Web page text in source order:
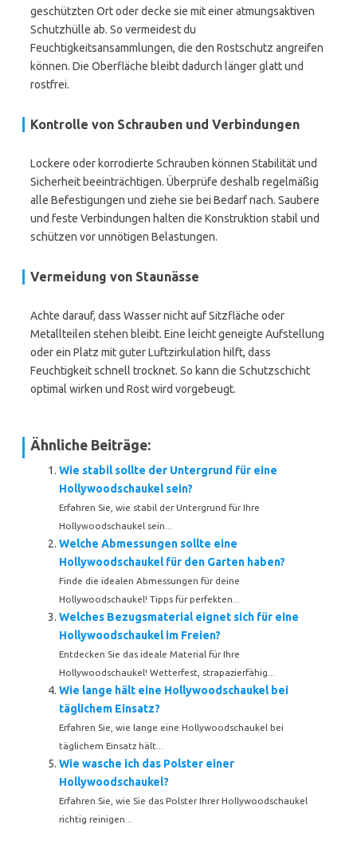
geschützten Ort oder decke sie mit einer atmungsaktiven
Schutzhülle ab. So vermeidest du
Feuchtigkeitsansammlungen, die den Rostschutz angreifen
können. Die Oberfläche bleibt dadurch länger glatt und
rostfrei.
Kontrolle von Schrauben und Verbindungen
Lockere oder korrodierte Schrauben können Stabilität und
Sicherheit beeinträchtigen. Überprüfe deshalb regelmäßig
alle Befestigungen und ziehe sie bei Bedarf nach. Saubere
und feste Verbindungen halten die Konstruktion stabil und
schützen vor unnötigen Belastungen.
Vermeidung von Staunässe
Achte darauf, dass Wasser nicht auf Sitzfläche oder
Metallteilen stehen bleibt. Eine leicht geneigte Aufstellung
oder ein Platz mit guter Luftzirkulation hilft, dass
Feuchtigkeit schnell trocknet. So kann die Schutzschicht
optimal wirken und Rost wird vorgebeugt.
Ähnliche Beiträge:
Wie stabil sollte der Untergrund für eine
Hollywoodschaukel sein?
Erfahren Sie, wie stabil der Untergrund für Ihre
Hollywoodschaukel sein...
Welche Abmessungen sollte eine
Hollywoodschaukel für den Garten haben?
Finde die idealen Abmessungen für deine
Hollywoodschaukel! Tipps für perfekten...
Welches Bezugsmaterial eignet sich für eine
Hollywoodschaukel im Freien?
Entdecken Sie das ideale Material für Ihre
Hollywoodschaukel! Wetterfest, strapazierfähig...
Wie lange hält eine Hollywoodschaukel bei
täglichem Einsatz?
Erfahren Sie, wie lange eine Hollywoodschaukel bei
täglichem Einsatz hält...
Wie wasche ich das Polster einer
Hollywoodschaukel?
Erfahren Sie, wie Sie das Polster Ihrer Hollywoodschaukel
richtig reinigen...